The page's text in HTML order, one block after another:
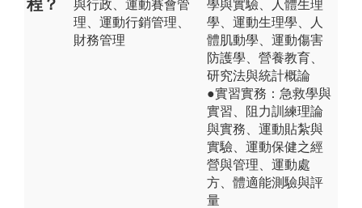
程？
與行政、運動賽會管
理、運動行銷管理、
財務管理
學與實驗、人體生理
學、運動生理學、人
體肌動學、運動傷害
防護學、營養教育、
研究法與統計概論
●實習實務：急救學與
實習、阻力訓練理論
與實務、運動貼紮與
實驗、運動保健之經
營與管理、運動處
方、體適能測驗與評
量